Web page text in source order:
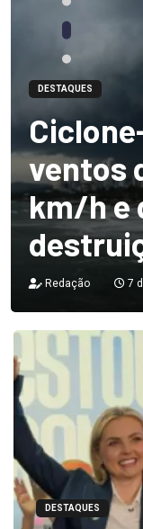
DESTAQUES
ventos
km/h e
Redação 7
DESTAQUES